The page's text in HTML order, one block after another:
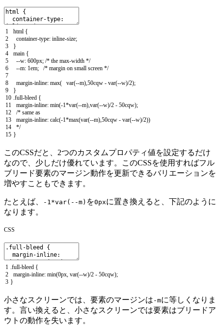
1
2
3
4
5
6
7
8
9
10
11
12
13
14
15
html {
container-type: inline-size;
}
main {
--w: 600px; /* the max-width */
--m: 1em; /* margin on small screen */
margin-inline: max( var(--m) 50cqw - var(--w)/2);
}
full-bleed {
margin-inline: min(-1*var(--m) var(--w)/2 - 50cqw);
/* same as
margin-inline: calc(-1*max(var(--m),50cqw - var(--w)/2))
*/
}
このCSSだと、2つのカスタムプロパティ値を設定するだけ
なので、少しだけ優れています。このCSSを使用すればフル
ブリード要素のマージン動作を更新できるバリエーションを
増やすこともできます。
たとえば、 -1*var(--m) を0pxに置き換えると、下記のように
なります。
CSS
1
2
3
full-bleed {
margin-inline: min(0px var(--w)/2 - 50cqw);
}
小さなスクリーンでは、要素のマージンは -mに等しくなりま
す。言い換えると、小さなスクリーンでは要素はブリードア
ウトの動作を失います。